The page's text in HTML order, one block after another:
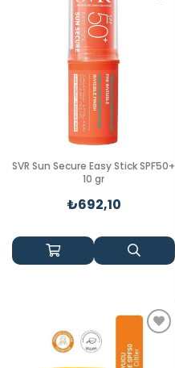
SVR Sun Secure Easy Stick SPF50+
10 gr
₺692,10